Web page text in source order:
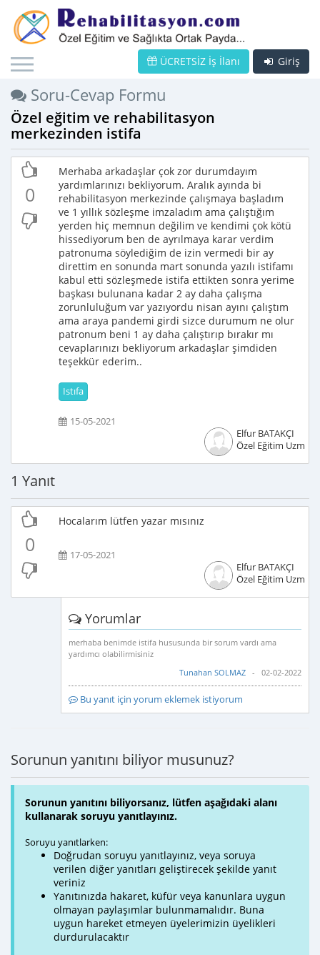
Giriş
ÜCRETSİZ İş İlanı
Soru-Cevap Formu
Özel eğitim ve rehabilitasyon
merkezinden istifa
0
Merhaba arkadaşlar çok zor durumdayım
yardımlarınızı bekliyorum. Aralık ayında bi
rehabilitasyon merkezinde çalışmaya başladım
ve 1 yıllık sözleşme imzaladım ama çalıştığım
yerden hiç memnun değilim ve kendimi çok kötü
hissediyorum ben de ayrılmaya karar verdim
patronuma söylediğim de izin vermedi bir ay
direttim en sonunda mart sonunda yazılı istifamı
kabul etti sözleşmede istifa ettikten sonra yerime
başkası bulunana kadar 2 ay daha çalışma
zorunluluğum var yazıyordu nisan ayını çalıştım
ama araya pandemi girdi sizce durumum ne olur
patronum beni 1 ay daha çalıştırıp bırakır mı
cevaplarınızı bekliyorum arkadaşlar şimdiden
teşekkür ederim..
Istıfa
15-05-2021
Elfur BATAKÇI
Özel Eğitim Uzmanı
1 Yanıt
0
Hocalarım lütfen yazar mısınız
17-05-2021
Elfur BATAKÇI
Özel Eğitim Uzmanı
Yorumlar
merhaba benimde istifa hususunda bir sorum vardı ama
yardımcı olabilirmisiniz
Tunahan SOLMAZ - 02-02-2022
Bu yanıt için yorum eklemek istiyorum
Sorunun yanıtını biliyor musunuz?
Sorunun yanıtını biliyorsanız, lütfen aşağıdaki alanı
kullanarak soruyu yanıtlayınız.
Soruyu yanıtlarken:
Doğrudan soruyu yanıtlayınız, veya soruya
verilen diğer yanıtları geliştirecek şekilde yanıt
veriniz
Yanıtınızda hakaret, küfür veya kanunlara uygun
olmayan paylaşımlar bulunmamalıdır. Buna
uygun hareket etmeyen üyelerimizin üyelikleri
durdurulacaktır